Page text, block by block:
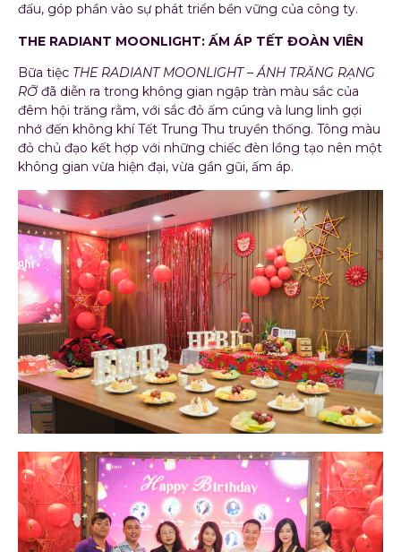
đấu, góp phần vào sự phát triển bền vững của công ty.
THE RADIANT MOONLIGHT: ẤM ÁP TẾT ĐOÀN VIÊN
Bữa tiệc THE RADIANT MOONLIGHT – ÁNH TRĂNG RẠNG
RỠđã diễn ra trong không gian ngập tràn màu sắc của
đêm hội trăng rằm, với sắc đỏ ấm cúng và lung linh gợi
nhớ đến không khí Tết Trung Thu truyền thống. Tông màu
đỏ chủ đạo kết hợp với những chiếc đèn lồng tạo nên một
không gian vừa hiện đại, vừa gần gũi, ấm áp.